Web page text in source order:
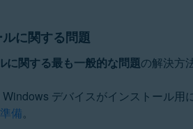
有料アバスト コンシューマー アプリ
ィング システム:
されているすべてのオペレーティングシス
に関する問題
に関する最も一般的な問題の解決方
デバイスがインストール用
備。